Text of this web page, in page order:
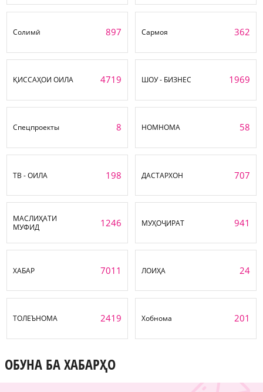
Солимӣ 897 Сармоя 362
ҚИССАҲОИ ОИЛА 4719 ШОУ - БИЗНЕС 1969
Спецпроекты 8 НОМНОМА 58
ТВ - ОИЛА 198 ДАСТАРХОН 707
МАСЛИҲАТИ
МУФИД
1246 МУҲОҶИРАТ 941
ХАБАР 7011 ЛОИҲА 24
ТОЛЕЪНОМА 2419 Хобнома 201
ОБУНА БА ХАБАРҲО